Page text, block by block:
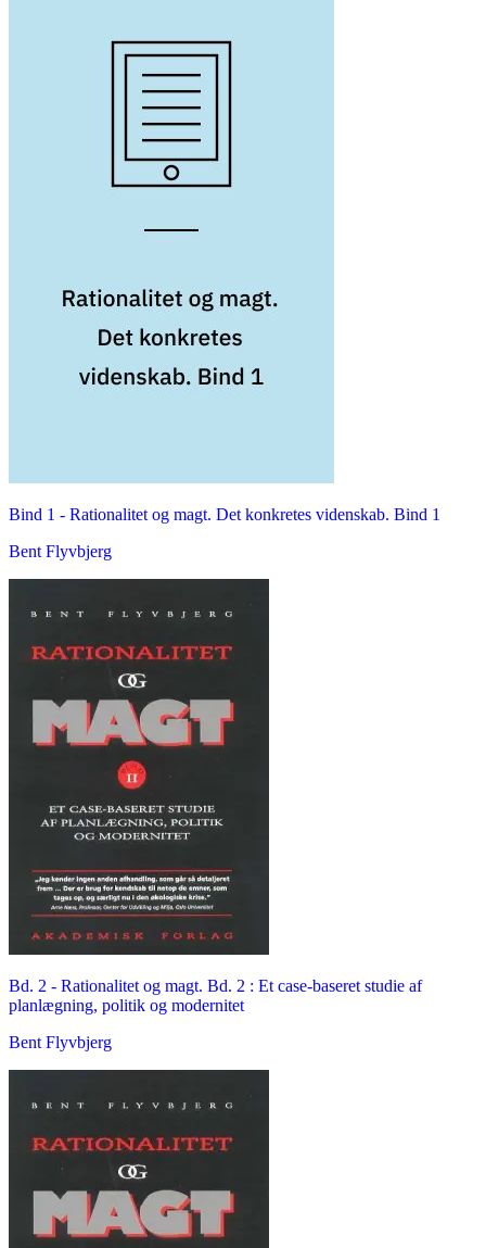
Bind 1 - Rationalitet og magt. Det konkretes videnskab. Bind 1
Bent Flyvbjerg
Bd. 2 - Rationalitet og magt. Bd. 2 : Et case-baseret studie af
planlægning, politik og modernitet
Bent Flyvbjerg